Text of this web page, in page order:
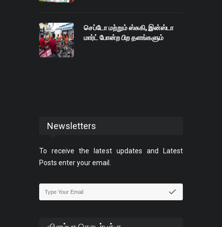
செப்டோ மற்றும் ஸ்சுகி, இன்ஸ்டா
மார்ட் போன்ற பிற தளங்களும்
Newsletters
To receive the latest updates and Latest
Posts enter your email.